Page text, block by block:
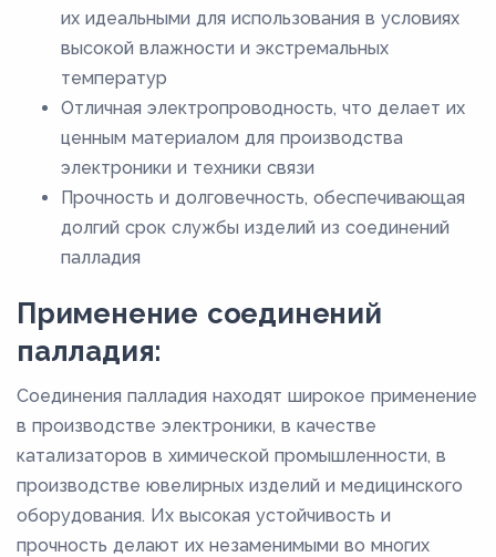
их идеальными для использования в условиях
высокой влажности и экстремальных
температур
Отличная электропроводность, что делает их
ценным материалом для производства
электроники и техники связи
Прочность и долговечность, обеспечивающая
долгий срок службы изделий из соединений
палладия
Применение соединений
палладия:
Соединения палладия находят широкое применение
в производстве электроники, в качестве
катализаторов в химической промышленности, в
производстве ювелирных изделий и медицинского
оборудования. Их высокая устойчивость и
прочность делают их незаменимыми во многих